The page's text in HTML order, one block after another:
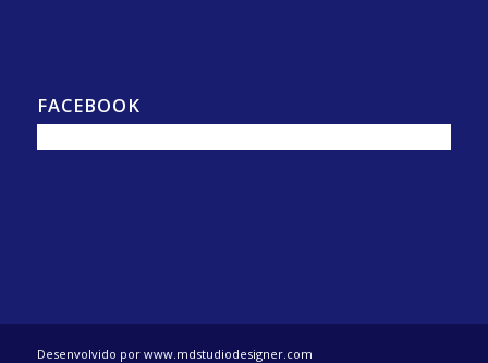
FACEBOOK
Desenvolvido por www.mdstudiodesigner.com